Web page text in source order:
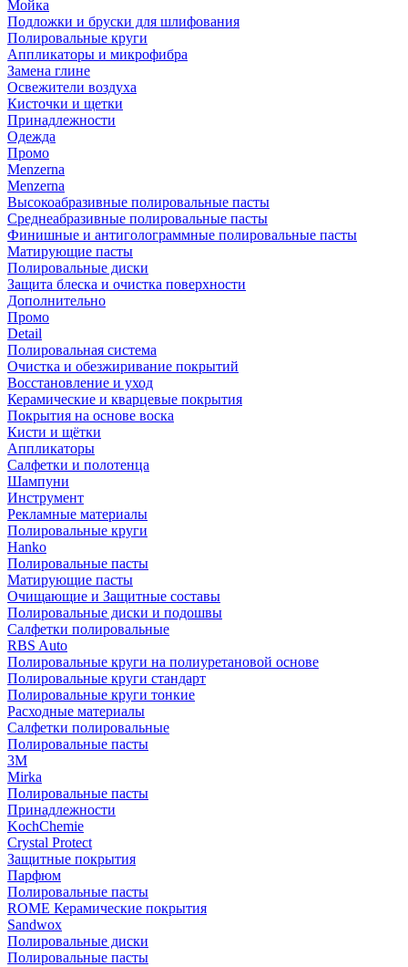
Мойка
Подложки и бруски для шлифования
Полировальные круги
Аппликаторы и микрофибра
Замена глине
Освежители воздуха
Кисточки и щетки
Принадлежности
Одежда
Промо
Menzerna
Menzerna
Высокоабразивные полировальные пасты
Среднеабразивные полировальные пасты
Финишные и антиголограммные полировальные пасты
Матирующие пасты
Полировальные диски
Защита блеска и очистка поверхности
Дополнительно
Промо
Detail
Полировальная система
Очистка и обезжиривание покрытий
Восстановление и уход
Керамические и кварцевые покрытия
Покрытия на основе воска
Кисти и щётки
Аппликаторы
Салфетки и полотенца
Шампуни
Инструмент
Рекламные материалы
Полировальные круги
Hanko
Полировальные пасты
Матирующие пасты
Очищающие и Защитные составы
Полировальные диски и подошвы
Салфетки полировальные
RBS Auto
Полировальные круги на полиуретановой основе
Полировальные круги стандарт
Полировальные круги тонкие
Расходные материалы
Салфетки полировальные
Полировальные пасты
3М
Mirka
Полировальные пасты
Принадлежности
KochChemie
Crystal Protect
Защитные покрытия
Парфюм
Полировальные пасты
ROME Керамические покрытия
Sandwox
Полировальные диски
Полировальные пасты